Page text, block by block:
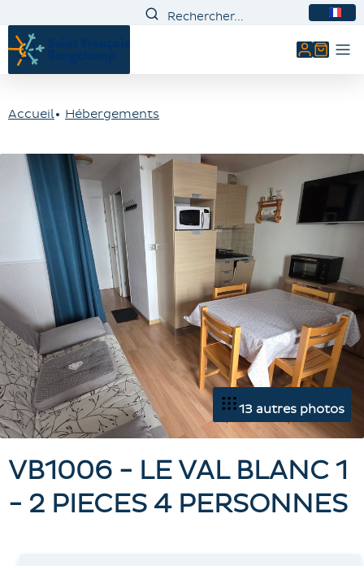
Mon
Accueil Hébergements
13 autres photos
VB1006 - LE VAL BLANC 1
- 2 PIECES 4 PERSONNES